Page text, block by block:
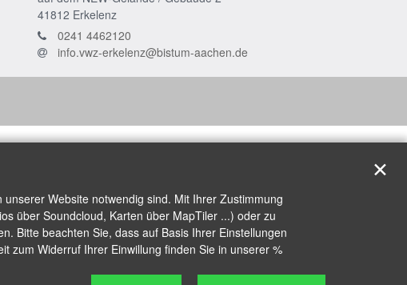
41812 Erkelenz
0241 4462120
info.vwz-erkelenz@bistum-aachen.de
Website notwendig sind. Mit Ihrer Zustimmung
über Soundcloud, Karten über MapTiler ...) oder zu
Bitte beachten Sie, dass auf Basis Ihrer Einstellungen
zum Widerruf Ihrer Einwillung finden Sie in unserer %
✕